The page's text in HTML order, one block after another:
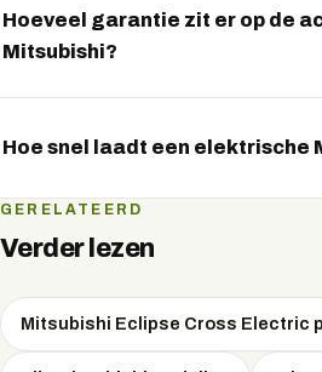
Hoeveel garantie zit er op de
Mitsubishi?
op het accupakket, met behoud
capaciteit. Bij lease draagt u
of accurisico.
Hoe snel laadt een elektrische
De snelste Mitsubishi-modellen
met pieken tot 150 kW DC, goed
met wisselstroom.
GERELATEERD
Verder lezen
Mitsubishi Eclipse Cross Electric